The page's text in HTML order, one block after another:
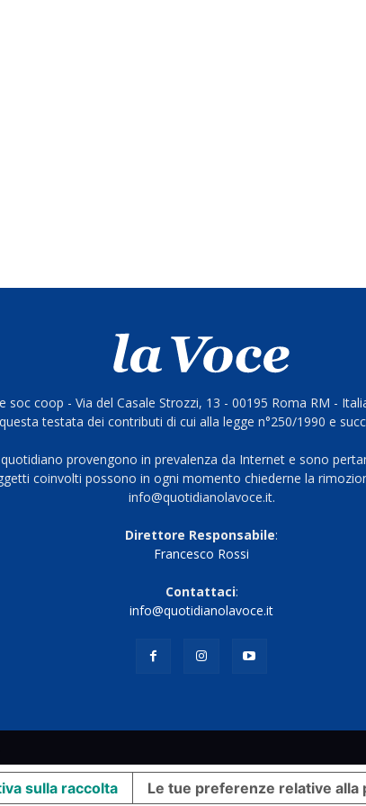
soc coop - Via del Casale Strozzi, 13 - 00195 Roma RM -
testata dei contributi di cui alla legge n°250/1990 e
provengono in prevalenza da Internet e sono
coinvolti possono in ogni momento chiederne la
info@quotidianolavoce.it.
Direttore Responsabile:
Francesco Rossi
Contattaci:
info@quotidianolavoce.it
sulla raccolta Le tue preferenze relative alla